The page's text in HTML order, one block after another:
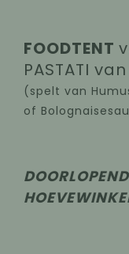
FOODTENT
PASTATI
(spelt van
of